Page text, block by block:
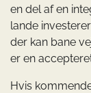
en del af en
lande
der kan bane
er en
Hvis